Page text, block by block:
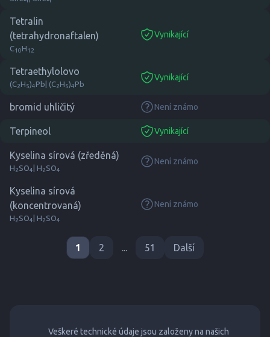
Tetralin
(tetrahydronaftalen)
C10H12
Vynikající
suitable
Tetraethylolovo
(C2H5)4Pb | (C2H5)4Pb
Vynikající
suitable
bromid uhličitý Není známo
none
Terpineol Vynikající
suitable
Kyselina sírová (zředěná)
H2SO4 | H2SO4
Není známo
none
Kyselina sírová
(koncentrovaná)
H2SO4 | H2SO4
Není známo
none
1 2 ... 51 Další
Veškeré technické údaje jsou založeny na našich